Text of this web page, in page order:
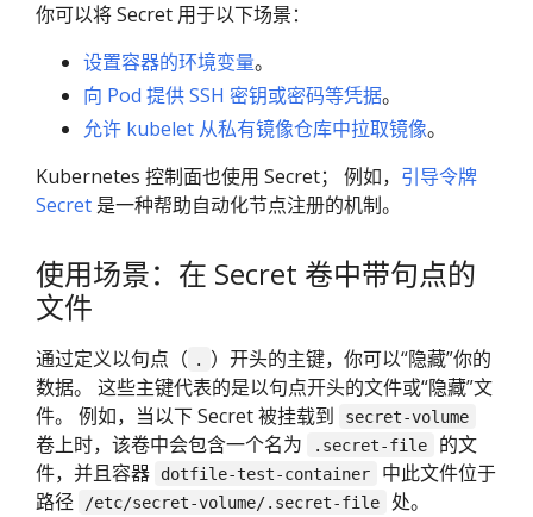
你可以将 Secret 用于以下场景：
设置容器的环境变量。
向 Pod 提供 SSH 密钥或密码等凭据。
允许 kubelet 从私有镜像仓库中拉取镜像。
Kubernetes 控制面也使用 Secret； 例如， 引导令牌
Secret 是一种帮助自动化节点注册的机制。
使用场景：在 Secret 卷中带句点的
文件
通过定义以句点（ .
）开头的主键，你可以“隐藏”你的
数据。 这些主键代表的是以句点开头的文件或“隐藏”文
件。 例如，当以下 Secret 被挂载到
secret-volume
卷上时，该卷中会包含一个名为 .secret-file
的文
件，并且容器
dotfile-test-container
中此文件位于
路径
/etc/secret-volume/.secret-file 处。